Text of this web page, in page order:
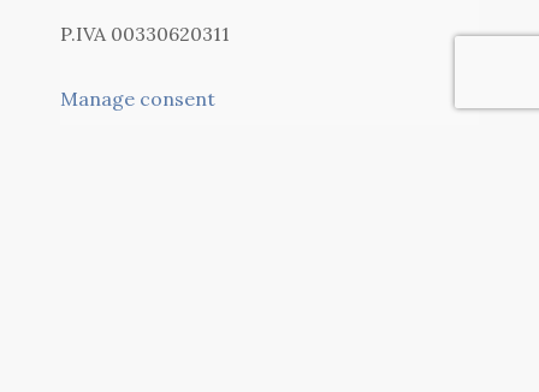
P.IVA 00330620311
Manage consent